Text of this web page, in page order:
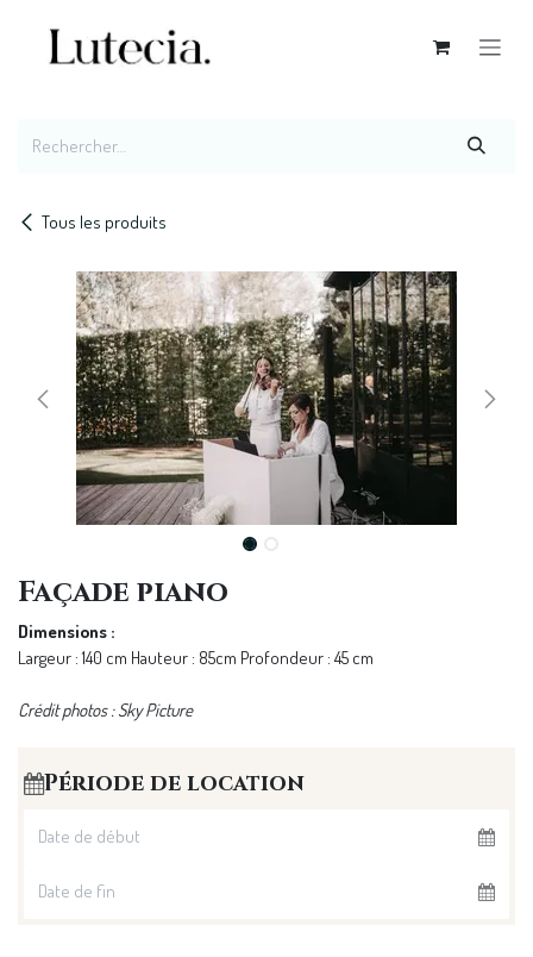
Tous les produits
Façade piano
Dimensions :
Largeur : 140 cm Hauteur : 85cm Profondeur : 45 cm
Crédit photos : Sky Picture
Période de location